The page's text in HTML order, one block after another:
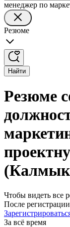
менеджер по
Резюме
Найти
Резюме
Чтобы видеть все
После
За всё время